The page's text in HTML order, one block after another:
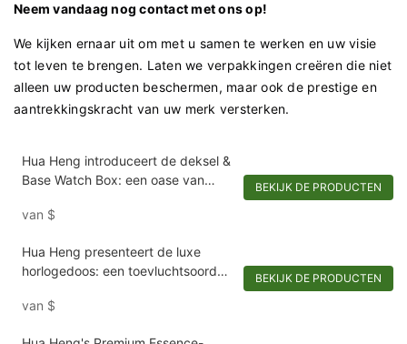
Neem vandaag nog contact met ons op!
We kijken ernaar uit om met u samen te werken en uw visie
tot leven te brengen. Laten we verpakkingen creëren die niet
alleen uw producten beschermen, maar ook de prestige en
aantrekkingskracht van uw merk versterken.
Hua Heng introduceert de deksel &
Base Watch Box: een oase van
van $
BEKIJK DE PRODUCTEN
Hua Heng presenteert de luxe
horlogedoos: een toevluchtsoord
van $
BEKIJK DE PRODUCTEN